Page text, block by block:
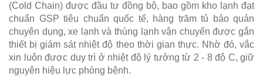
(Cold Chain) được đầu tư đồng bộ, bao gồm kho lạnh đạt
chuẩn GSP tiêu chuẩn quốc tế, hàng trăm tủ bảo quản
chuyên dụng, xe lạnh và thùng lạnh vận chuyển được gắn
thiết bị giám sát nhiệt độ theo thời gian thực. Nhờ đó, vắc
xin luôn được duy trì ở nhiệt độ lý tưởng từ 2 - 8 độ C, giữ
nguyên hiệu lực phòng bệnh.